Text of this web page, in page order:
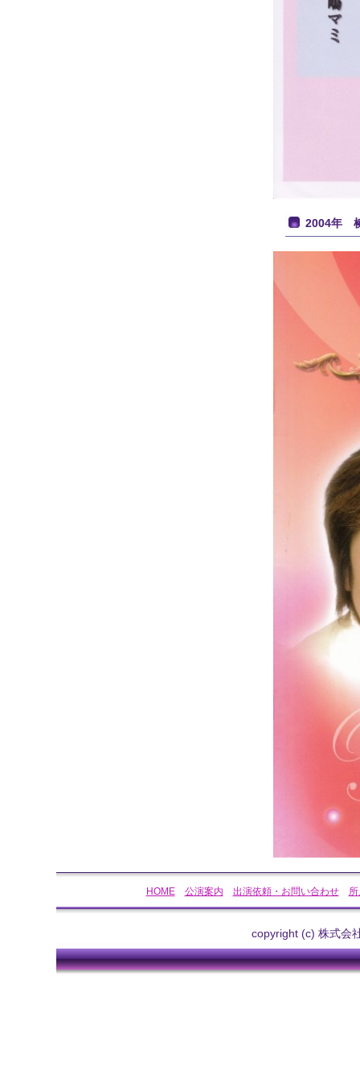
2004年
HOME 公演案内 出演依頼・お問い合わせ
copyright (c) 株式会